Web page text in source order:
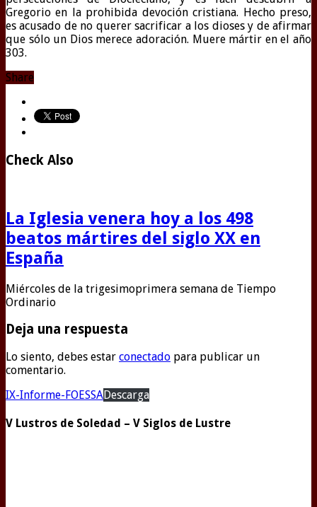
Gregorio en la prohibida devoción cristiana. Hecho preso,
es acusado de no querer sacrificar a los dioses y de afirmar
que sólo un Dios merece adoración. Muere mártir en el año
303.
Share
Check Also
La Iglesia venera hoy a los 498
beatos mártires del siglo XX en
España
Miércoles de la trigesimoprimera semana de Tiempo
Ordinario
Deja una respuesta
Lo siento, debes estar conectado para publicar un
comentario.
IX-Informe-FOESSADescarga
V Lustros de Soledad – V Siglos de Lustre